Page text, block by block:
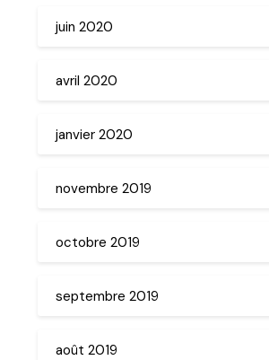
juin 2020
avril 2020
janvier 2020
novembre 2019
octobre 2019
septembre 2019
août 2019